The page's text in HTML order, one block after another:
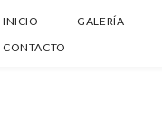
INICIO GALERÍA
CONTACTO